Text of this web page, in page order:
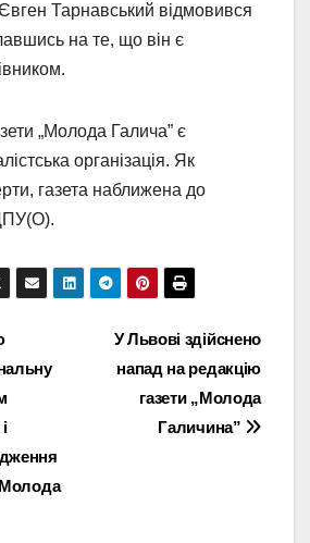
Євген Тарнавський відмовився
на те, що він є
„Молода Галича” є
організація. Як
газета наближена до
У Львові здійснено
напад на редакцію
газети „Молода
Галичина”